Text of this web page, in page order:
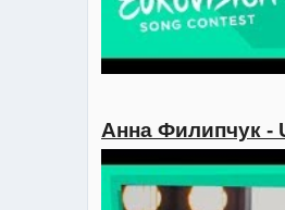
Анна Филипчук -